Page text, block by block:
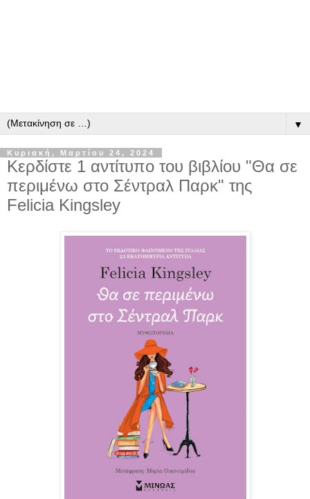
▼
Κυριακή, Μαρτίου 24, 2024
Κερδίστε 1 αντίτυπο του βιβλίου "Θα σε
περιμένω στο Σέντραλ Παρκ" της
Felicia Kingsley